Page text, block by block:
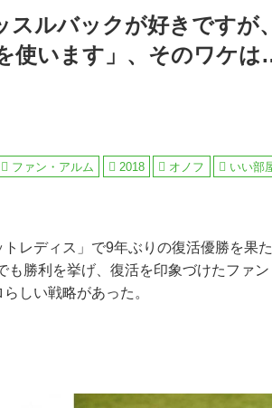
スルバックが好きですが
使います」、そのワケ
ファン・アルム 2018 オノフ
いい部
レディス」で9年ぶりの復活優勝を果
も勝利を挙げ、復活を印象づけたファ
しい戦略があった。